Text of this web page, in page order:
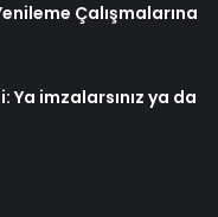
Çalışmalarına
Ya imzalarsınız ya da